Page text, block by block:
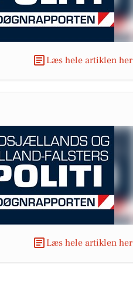
Læs hele artiklen her
Læs hele artiklen her